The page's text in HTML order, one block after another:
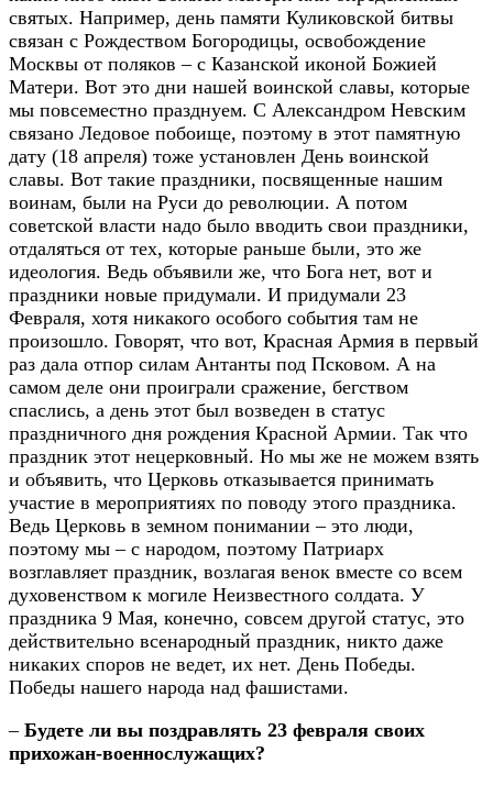
святых. Например, день памяти Куликовской битвы
связан с Рождеством Богородицы, освобождение
Москвы от поляков – с Казанской иконой Божией
Матери. Вот это дни нашей воинской славы, которые
мы повсеместно празднуем. С Александром Невским
связано Ледовое побоище, поэтому в этот памятную
дату (18 апреля) тоже установлен День воинской
славы. Вот такие праздники, посвященные нашим
воинам, были на Руси до революции. А потом
советской власти надо было вводить свои праздники,
отдаляться от тех, которые раньше были, это же
идеология. Ведь объявили же, что Бога нет, вот и
праздники новые придумали. И придумали 23
Февраля, хотя никакого особого события там не
произошло. Говорят, что вот, Красная Армия в первый
раз дала отпор силам Антанты под Псковом. А на
самом деле они проиграли сражение, бегством
спаслись, а день этот был возведен в статус
праздничного дня рождения Красной Армии. Так что
праздник этот нецерковный. Но мы же не можем взять
и объявить, что Церковь отказывается принимать
участие в мероприятиях по поводу этого праздника.
Ведь Церковь в земном понимании – это люди,
поэтому мы – с народом, поэтому Патриарх
возглавляет праздник, возлагая венок вместе со всем
духовенством к могиле Неизвестного солдата. У
праздника 9 Мая, конечно, совсем другой статус, это
действительно всенародный праздник, никто даже
никаких споров не ведет, их нет. День Победы.
Победы нашего народа над фашистами.
– Будете ли вы поздравлять 23 февраля своих
прихожан-военнослужащих?